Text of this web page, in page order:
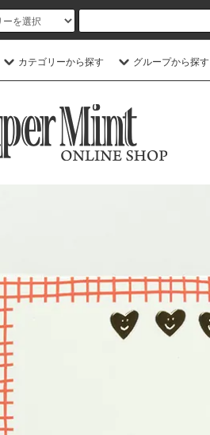
カテゴリーから探す グループから探す